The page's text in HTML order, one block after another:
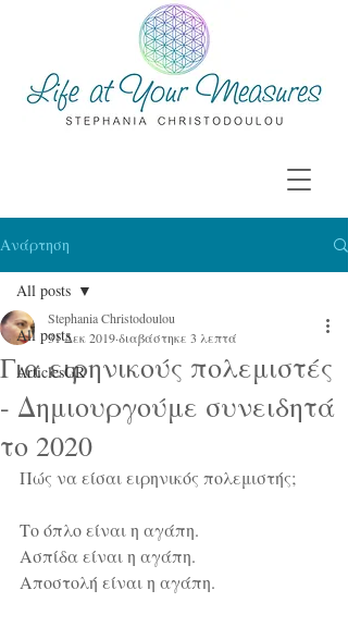
Ανάρτηση
All posts
ArticlesGR
All posts
Για ειρηνικούς πολεμιστές
- Δημιουργούμε συνειδητά
το 2020
Stephania Christodoulou
31 Δεκ 2019διαβάστηκε 3 λεπτά
Πώς να είσαι ειρηνικός πολεμιστής;
Το όπλο είναι η αγάπη.
Ασπίδα είναι η αγάπη.
Αποστολή είναι η αγάπη.